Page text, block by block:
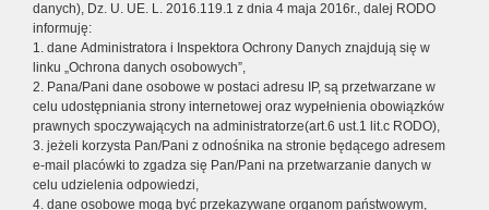
danych), Dz. U. UE. L. 2016.119.1 z dnia 4 maja 2016r., dalej RODO
informuję:
1. dane Administratora i Inspektora Ochrony Danych znajdują się w
linku „Ochrona danych osobowych”,
2. Pana/Pani dane osobowe w postaci adresu IP, są przetwarzane w
celu udostępniania strony internetowej oraz wypełnienia obowiązków
prawnych spoczywających na administratorze(art.6 ust.1 lit.c RODO),
3. jeżeli korzysta Pan/Pani z odnośnika na stronie będącego adresem
e-mail placówki to zgadza się Pan/Pani na przetwarzanie danych w
celu udzielenia odpowiedzi,
4. dane osobowe mogą być przekazywane organom państwowym,